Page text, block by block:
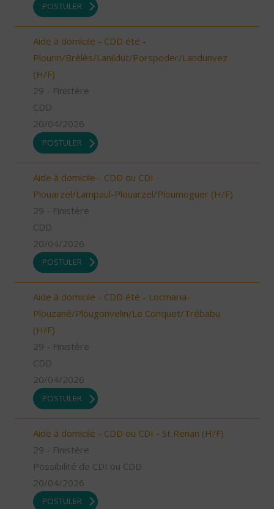
POSTULER
Aide à domicile - CDD été -
Plourin/Brélès/Lanildut/Porspoder/Landunvez
(H/F)
29 - Finistère
CDD
20/04/2026
POSTULER
Aide à domicile - CDD ou CDI -
Plouarzel/Lampaul-Plouarzel/Ploumoguer (H/F)
29 - Finistère
CDD
20/04/2026
POSTULER
Aide à domicile - CDD été - Locmaria-
Plouzané/Plougonvelin/Le Conquet/Trébabu
(H/F)
29 - Finistère
CDD
20/04/2026
POSTULER
Aide à domicile - CDD ou CDI - St Renan (H/F)
29 - Finistère
Possibilité de CDI ou CDD
20/04/2026
POSTULER